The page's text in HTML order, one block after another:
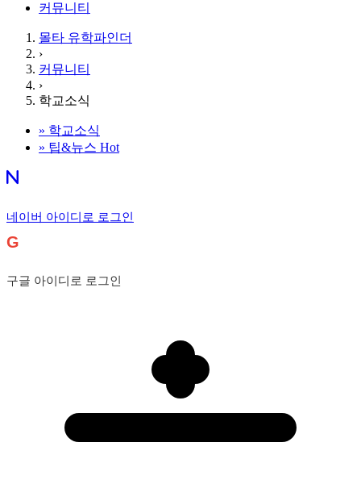
커뮤니티
몰타 유학파인더
›
커뮤니티
›
학교소식
» 학교소식
» 팁&뉴스 Hot
네이버 아이디로 로그인
G
구글 아이디로 로그인